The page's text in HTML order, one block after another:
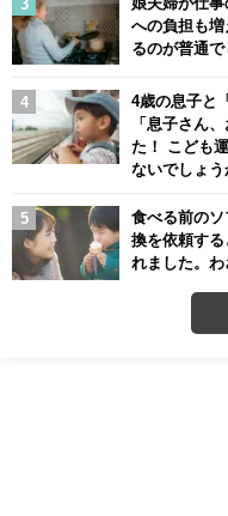
への負担も
るのが普通で
4歳の息子と
「息子さん
た！ こども
ないでしょ
食べる前の
換を依頼す
れました。わ